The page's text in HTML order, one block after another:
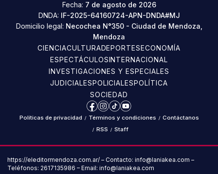
Fecha: 7 de agosto de 2026
DNDA: IF-2025-64160724-APN-DNDA#MJ
Domicilio legal: Necochea N°350 - Ciudad de Mendoza,
Mendoza
CIENCIACULTURADEPORTESECONOMÍA
ESPECTÁCULOSINTERNACIONAL
INVESTIGACIONES Y ESPECIALES
JUDICIALESPOLICIALESPOLÍTICA
SOCIEDAD
Facebook
Instagram
TikTokYouTube
Políticas de privacidad / Términos y condiciones / Contáctanos
/ RSS / Staff
https://eleditormendoza.com.ar/ – Contacto: info@laniakea.com –
Teléfonos: 2617135986 – Email: info@laniakea.com